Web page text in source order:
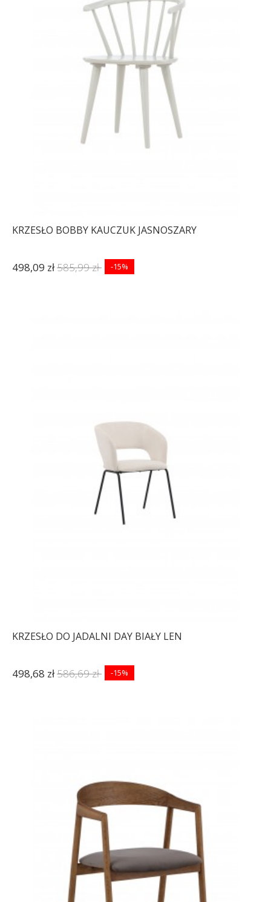
KRZESŁO BOBBY KAUCZUK JASNOSZARY
498,09 zł585,99 zł -15%
KRZESŁO DO JADALNI DAY BIAŁY LEN
498,68 zł586,69 zł -15%